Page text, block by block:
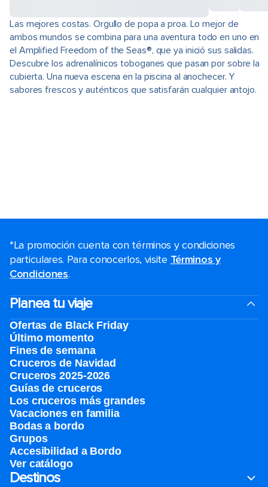
Las mejores costas. Orgullo de popa a proa. Lo mejor de
ambos mundos se combina para una aventura todo en uno en
el Amplified Freedom of the Seas®, que ya inició sus salidas.
Descubre los adrenalínicos toboganes que pasan por sobre la
cubierta. Una nueva escena en la piscina al anochecer. Y
sabores frescos y auténticos que satisfarán cualquier antojo.
*La promoción cuenta con términos y condiciones
particulares. Para conocerlos, visite Términos y
Condiciones.
Planea tu viaje
Ofertas de Black Friday
Último momento
Fines de semana
Cruceros de Navidad
Cruceros 2025-2026
Guías de cruceros
Los cruceros más grandes
Vacaciones en familia
Bodas a bordo
Grupos
Accesibilidad a Bordo
Ver catálogo
Destinos